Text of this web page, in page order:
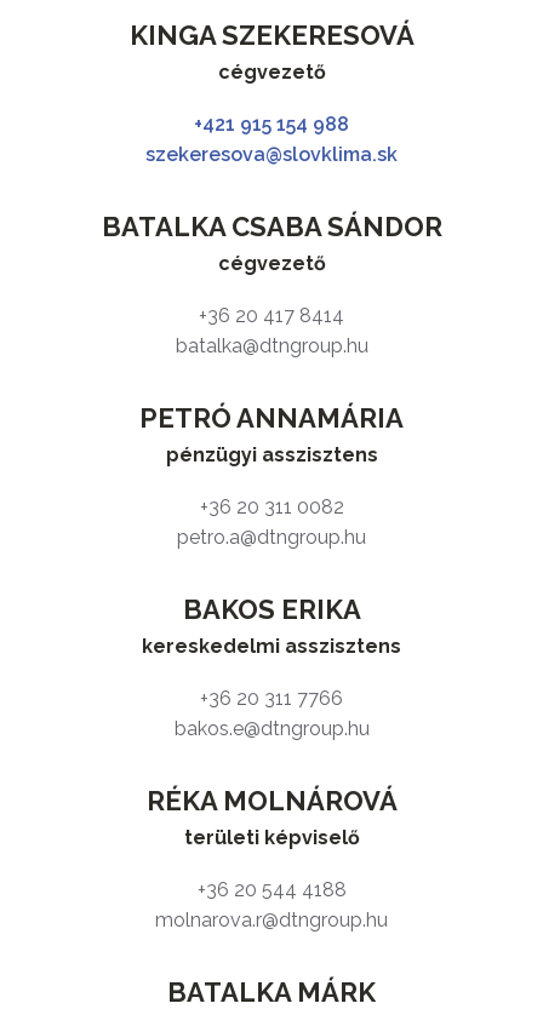
KINGA SZEKERESOVÁ
cégvezető
+421 915 154 988
szekeresova@slovklima.sk
BATALKA CSABA SÁNDOR
cégvezető
+36 20 417 8414
batalka@dtngroup.hu
PETRÓ ANNAMÁRIA
pénzügyi asszisztens
+36 20 311 0082
petro.a@dtngroup.hu
BAKOS ERIKA
kereskedelmi asszisztens
+36 20 311 7766
bakos.e@dtngroup.hu
RÉKA MOLNÁROVÁ
területi képviselő
+36 20 544 4188
molnarova.r@dtngroup.hu
BATALKA MÁRK